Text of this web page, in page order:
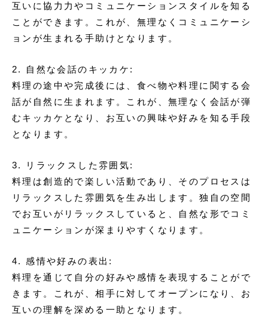
互いに協力力やコミュニケーションスタイルを知る
ことができます。これが、無理なくコミュニケーシ
ョンが生まれる手助けとなります。
2. 自然な会話のキッカケ:
料理の途中や完成後には、食べ物や料理に関する会
話が自然に生まれます。これが、無理なく会話が弾
むキッカケとなり、お互いの興味や好みを知る手段
となります。
3. リラックスした雰囲気:
料理は創造的で楽しい活動であり、そのプロセスは
リラックスした雰囲気を生み出します。独自の空間
でお互いがリラックスしていると、自然な形でコミ
ュニケーションが深まりやすくなります。
4. 感情や好みの表出:
料理を通じて自分の好みや感情を表現することがで
きます。これが、相手に対してオープンになり、お
互いの理解を深める一助となります。